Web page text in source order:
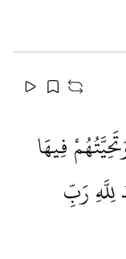
فِيهَا
لِلَّهِ رَبِّ